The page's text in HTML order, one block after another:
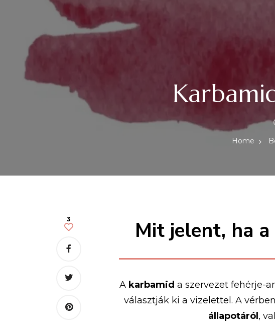
Home
3 Mit jelent, ha
A karbamid a szervezet fehérje-
választják ki a vizelettel. A vérben
állapotáról ,